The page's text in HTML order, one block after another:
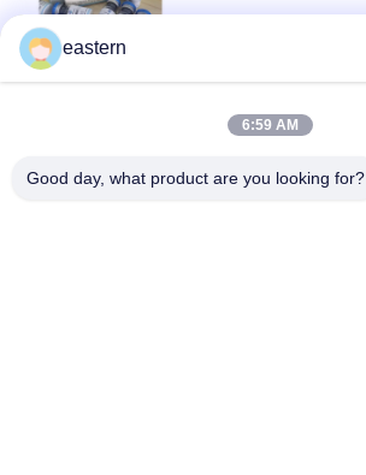
κορυφή
eastern
6:59 AM
Good day, what product are you looking for?